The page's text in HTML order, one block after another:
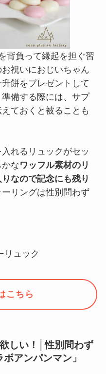
背負って縁起を担ぐ習
祝いにおじいちゃん
餅をプレゼントして
備する際には、サプ
ておくと被ることも
れるリュックがセッ
かなワッフル素材のリ
なので記念にも残り
リングは性別問わず
リュック
こちら
しい！│性別問わず
アンパンマン」